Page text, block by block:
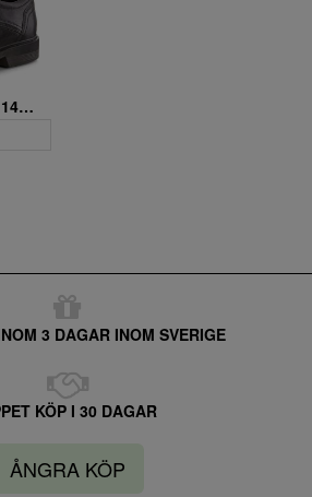
Snörskor ECCO, 622114-01001
3 DAGAR INOM SVERIGE
KÖP I 30 DAGAR
ÅNGRA KÖP